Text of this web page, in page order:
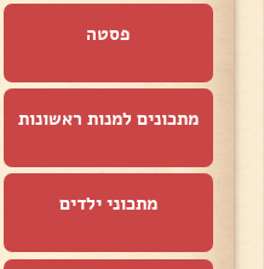
פסטה
מתכונים למנות ראשונות
מתכוני ילדים